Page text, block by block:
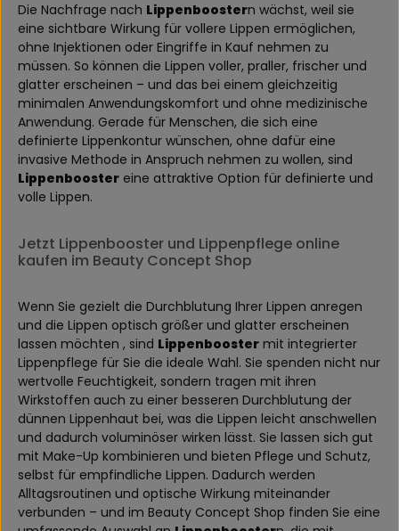
Die Nachfrage nach Lippenboostern wächst, weil sie
eine sichtbare Wirkung für vollere Lippen ermöglichen,
ohne Injektionen oder Eingriffe in Kauf nehmen zu
müssen. So können die Lippen voller, praller, frischer und
glatter erscheinen – und das bei einem gleichzeitig
minimalen Anwendungskomfort und ohne medizinische
Anwendung. Gerade für Menschen, die sich eine
definierte Lippenkontur wünschen, ohne dafür eine
invasive Methode in Anspruch nehmen zu wollen, sind
Lippenbooster eine attraktive Option für definierte und
volle Lippen.
Jetzt Lippenbooster und Lippenpflege online
kaufen im Beauty Concept Shop
Wenn Sie gezielt die Durchblutung Ihrer Lippen anregen
und die Lippen optisch größer und glatter erscheinen
lassen möchten , sind Lippenbooster mit integrierter
Lippenpflege für Sie die ideale Wahl. Sie spenden nicht nur
wertvolle Feuchtigkeit, sondern tragen mit ihren
Wirkstoffen auch zu einer besseren Durchblutung der
dünnen Lippenhaut bei, was die Lippen leicht anschwellen
und dadurch voluminöser wirken lässt. Sie lassen sich gut
mit Make-Up kombinieren und bieten Pflege und Schutz,
selbst für empfindliche Lippen. Dadurch werden
Alltagsroutinen und optische Wirkung miteinander
verbunden – und im Beauty Concept Shop finden Sie eine